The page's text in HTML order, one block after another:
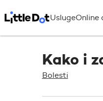
UslugeOnline
Kako i
Bolesti